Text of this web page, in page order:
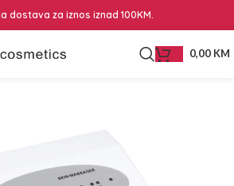
dostava za iznos iznad 100KM.
0,00 KM